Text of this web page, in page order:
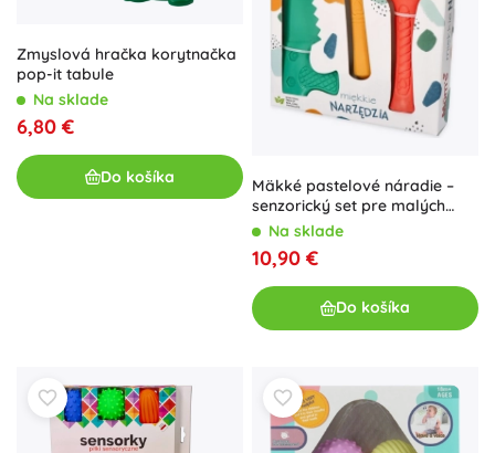
Zmyslová hračka korytnačka
pop-it tabule
Na sklade
6,80 €
Do košíka
Mäkké pastelové náradie –
senzorický set pre malých
kutilov
Na sklade
10,90 €
Do košíka